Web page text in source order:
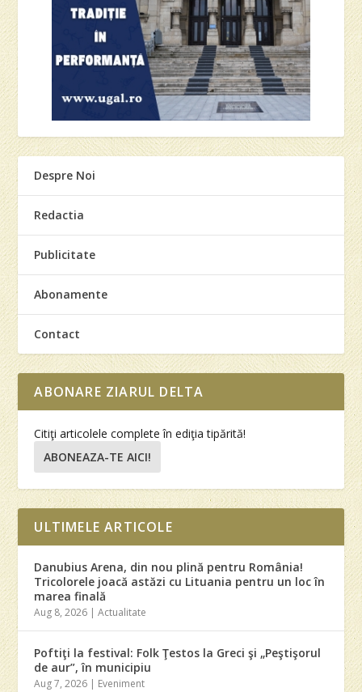
Despre Noi
Redactia
Publicitate
Abonamente
Contact
ABONARE ZIARUL DELTA
Citiţi articolele complete în ediţia tipărită!
ABONEAZA-TE AICI!
ULTIMELE ARTICOLE
Danubius Arena, din nou plină pentru România!
Tricolorele joacă astăzi cu Lituania pentru un loc în
marea finală
Aug 8, 2026 |Actualitate
Poftiţi la festival: Folk Ţestos la Greci şi „Peştişorul
de aur”, în municipiu
Aug 7, 2026 | Eveniment